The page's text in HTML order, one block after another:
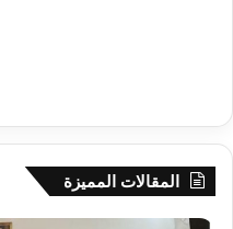
المقالات المميزة